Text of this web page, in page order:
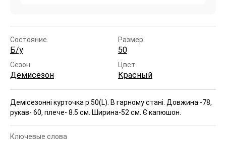
Состояние
Б/у
Размер
50
Сезон
Демисезон
Цвет
Красный
Демісезонні курточка р.50(L). В гарному стані. Довжина -78,
рукав- 60, плече- 8.5 см. Ширина-52 см. Є капюшон.
Ключевые слова